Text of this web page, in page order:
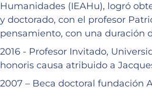
Humanidades (IEAHu), logró
y doctorado, con el profesor
pensamiento, con una duración
2016 - Profesor Invitado,
honoris causa atribuido a
2007 – Beca doctoral fundación